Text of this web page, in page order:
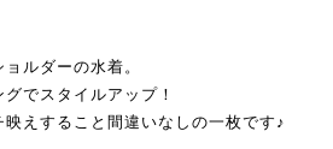
ルダーの水着。
でスタイルアップ！
えすること間違いなしの一枚です♪